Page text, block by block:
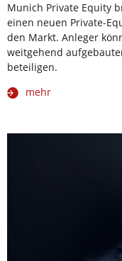
Munich Private Equity
einen neuen Private-
den Markt. Anleger
weitgehend
beteiligen.
mehr